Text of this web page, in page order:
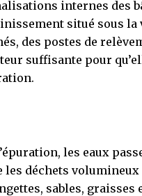
internes des
situé sous la
des postes de
suffisante pour
les eaux
déchets
sables, graisses